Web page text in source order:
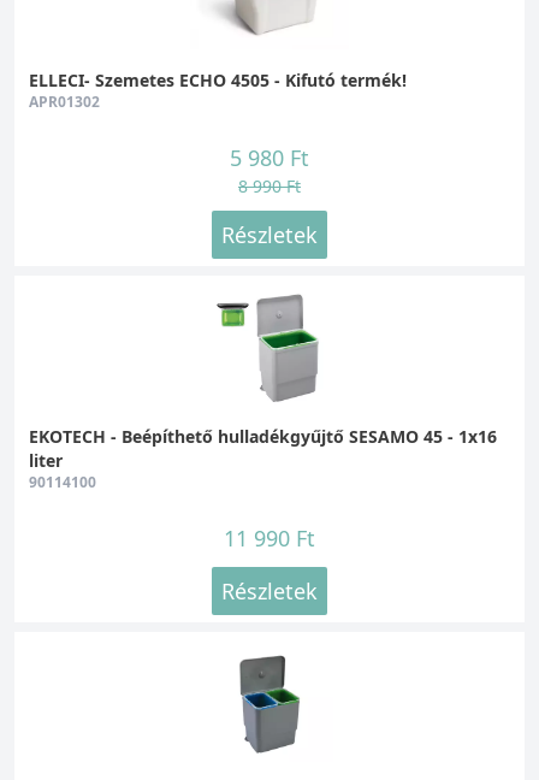
ELLECI- Szemetes ECHO 4505 - Kifutó termék!
APR01302
5 980 Ft
8 990 Ft
Részletek
EKOTECH - Beépíthető hulladékgyűjtő SESAMO 45 - 1x16
liter
90114100
11 990 Ft
Részletek